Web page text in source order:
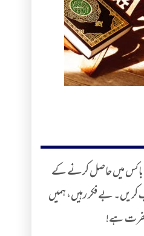
باکس میں حاصل کرنے کے
کریں۔ بے فکر رہیں، ہمیں
ہے!